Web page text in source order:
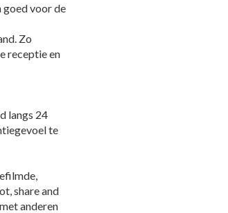
goed voor de
Zo
receptie en
langs 24
te
share and
anderen